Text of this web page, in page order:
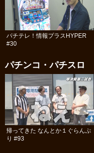
パチテレ！情報プラスHYPER
#30
パチンコ・パチスロ
帰ってきた なんとか１ぐらんぷ
り #93